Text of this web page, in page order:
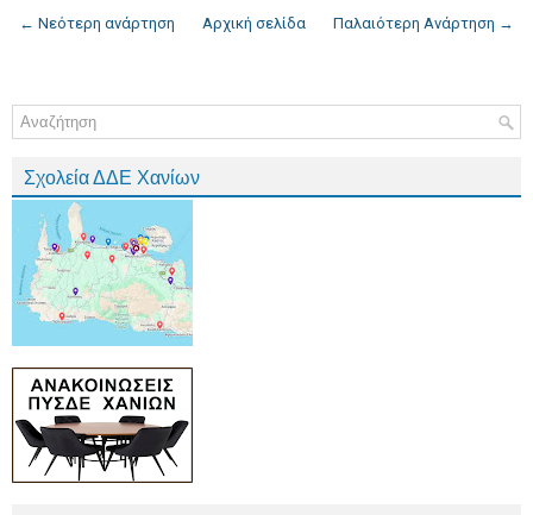
← Νεότερη ανάρτηση Παλαιότερη Ανάρτηση →
Αρχική σελίδα
Σχολεία ΔΔΕ Χανίων